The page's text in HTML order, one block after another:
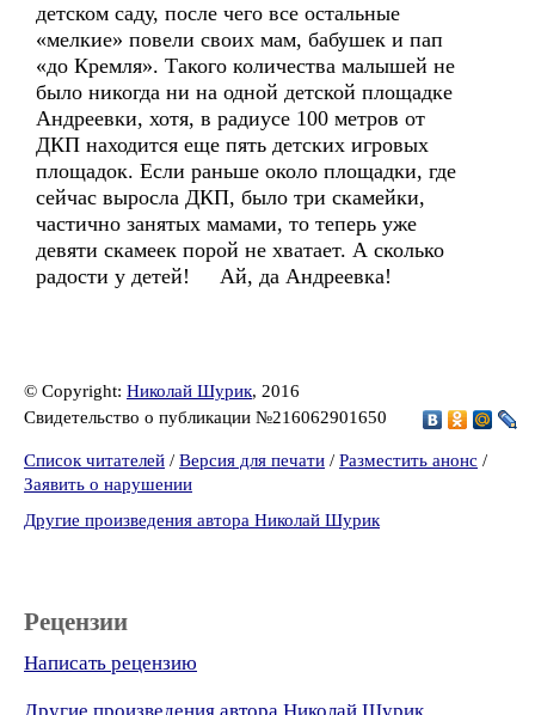
детском саду, после чего все остальные
«мелкие» повели своих мам, бабушек и пап
«до Кремля». Такого количества малышей не
было никогда ни на одной детской площадке
Андреевки, хотя, в радиусе 100 метров от
ДКП находится еще пять детских игровых
площадок. Если раньше около площадки, где
сейчас выросла ДКП, было три скамейки,
частично занятых мамами, то теперь уже
девяти скамеек порой не хватает. А сколько
радости у детей! Ай, да Андреевка!
© Copyright: Николай Шурик, 2016
Свидетельство о публикации №216062901650
Список читателей / Версия для печати / Разместить анонс /
Заявить о нарушении
Другие произведения автора Николай Шурик
Рецензии
Написать рецензию